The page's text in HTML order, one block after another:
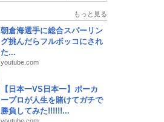
もっと見る
朝倉海選手に総合スパーリン
グ挑んだらフルボッコにされ
た...
youtube.com
【日本一VS日本一】ポーカ
ープロが人生を賭けてガチで
勝負してみた!!!!!!...